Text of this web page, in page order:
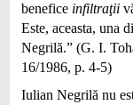
benefice infiltraţii
Este, aceasta, una
Negrilă.” (G. I.
16/1986, p. 4-5)
Iulian Negrilă nu